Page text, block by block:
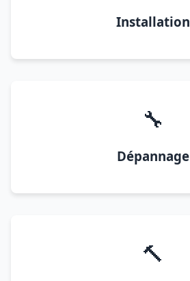
Installation
🔧
Dépannage
🔨